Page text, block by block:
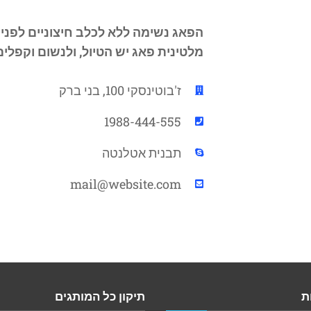
הפאג נשימה ללא לכלב חיצוניים לפני
מלטינית פאג יש הטיול, ולנשום
ז'בוטינסקי 100, בני ברק
1988-444-555
תבנית אטלנטה
mail@website.com
תיקון כל המותגים